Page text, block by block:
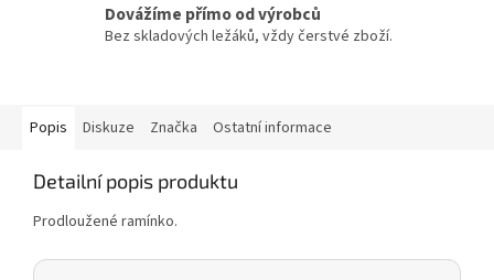
Dovážíme přímo od výrobců
Bez skladových ležáků, vždy čerstvé zboží.
Popis Diskuze Značka Ostatní informace
Detailní popis produktu
Prodloužené ramínko.